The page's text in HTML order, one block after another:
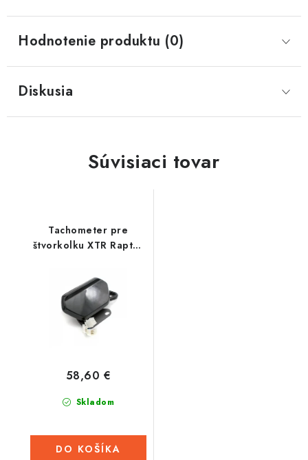
Hodnotenie produktu (0)
Diskusia
Súvisiaci tovar
Tachometer pre
štvorkolku XTR Raptor
Skladom
58,60 €
DO KOŠÍKA